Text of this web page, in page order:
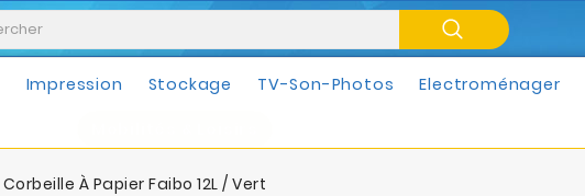
Impression Stockage TV-Son-Photos Electroménager
Corbeille À Papier Faibo 12L / Vert